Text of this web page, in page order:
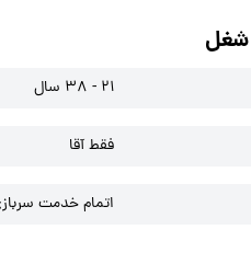
شغل
21 - 38 سال
فقط آقا
اتمام خدمت